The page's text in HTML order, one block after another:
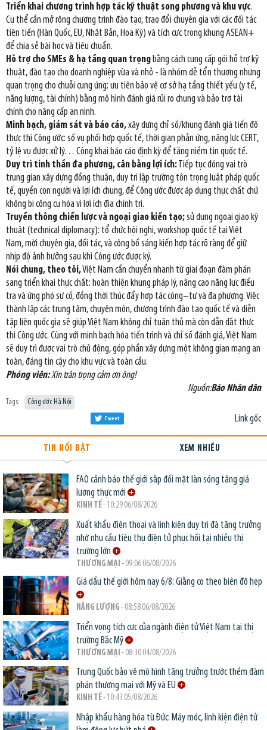
Triển khai chương trình hợp tác kỹ thuật song phương và khu vực.
Cụ thể cần mở rộng chương trình đào tạo, trao đổi chuyên gia với các đối tác
tiên tiến (Hàn Quốc, EU, Nhật Bản, Hoa Kỳ) và tích cực trong khung ASEAN+
để chia sẻ bài học và tiêu chuẩn.
Hỗ trợ cho SMEs & hạ tầng quan trọng bằng cách cung cấp gói hỗ trợ kỹ
thuật, đào tạo cho doanh nghiệp vừa và nhỏ - là nhóm dễ tổn thương nhưng
quan trọng cho chuỗi cung ứng; ưu tiên bảo vệ cơ sở hạ tầng thiết yếu (y tế,
năng lượng, tài chính) bằng mô hình đánh giá rủi ro chung và bảo trợ tài
chính cho nâng cấp an ninh.
Minh bạch, giám sát và báo cáo,xây dựng chỉ số/khung đánh giá tiến độ
thực thi Công ước: số vụ phối hợp quốc tế, thời gian phản ứng, năng lực CERT,
tỷ lệ vụ được xử lý… Công khai báo cáo định kỳ để tăng niềm tin quốc tế.
Duy trì tinh thần đa phương, cân bằng lợi ích:Tiếp tục đóng vai trò
trung gian xây dựng đồng thuận, duy trì lập trường tôn trọng luật pháp quốc
tế, quyền con người và lợi ích chung, để Công ước được áp dụng thực chất chứ
không bị công cụ hóa vì lợi ích địa chính trị.
Truyền thông chiến lược và ngoại giao kiến tạo;sử dụng ngoại giao kỹ
thuật (technical diplomacy): tổ chức hội nghị, workshop quốc tế tại Việt
Nam, mời chuyên gia, đối tác, và công bố sáng kiến hợp tác rõ ràng để giữ
nhịp độ ảnh hưởng sau khi Công ước được ký.
Nói chung, theo tôi,Việt Nam cần chuyển nhanh từ giai đoạn đàm phán
sang triển khai thực chất: hoàn thiện khung pháp lý, nâng cao năng lực điều
tra và ứng phó sự cố, đồng thời thúc đẩy hợp tác công–tư và đa phương. Việc
thành lập các trung tâm, chuyên môn, chương trình đào tạo quốc tế và diễn
tập liên quốc gia sẽ giúp Việt Nam không chỉ tuân thủ mà còn dẫn dắt thực
thi Công ước. Cùng với minh bạch hóa tiến trình và chỉ số đánh giá, Việt Nam
sẽ duy trì được vai trò chủ động, góp phần xây dựng một không gian mạng an
toàn, đáng tin cậy cho khu vực và toàn cầu.
Phóng viên:Xin trân trọng cảm ơn ông!
Nguồn:Báo Nhân dân
Tags: Công ước Hà Nội
Link gốc
Tweet
TIN NỔI BẬT XEM NHIỀU
FAO cảnh báo thế giới sắp đối mặt làn sóng tăng giá
lương thực mới
KINH TẾ- 10:29 06/08/2026
Xuất khẩu điện thoại và linh kiện duy trì đà tăng trưởng
nhờ nhu cầu tiêu thụ điện tử phục hồi tại nhiều thị
trường lớn
THƯƠNG MẠI - 09:06 06/08/2026
Giá dầu thế giới hôm nay 6/8: Giằng co theo biên độ hẹp
NĂNG LƯỢNG - 08:58 06/08/2026
Triển vọng tích cực của ngành điện tử Việt Nam tại thị
trường Bắc Mỹ
THƯƠNG MẠI - 08:30 04/08/2026
Trung Quốc bảo vệ mô hình tăng trưởng trước thềm đàm
phán thương mại với Mỹ và EU
KINH TẾ- 10:43 05/08/2026
Nhập khẩu hàng hóa từ Đức: Máy móc, linh kiện điện tử